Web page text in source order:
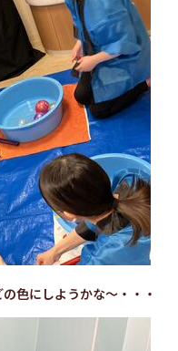
色にしようかな～・・・